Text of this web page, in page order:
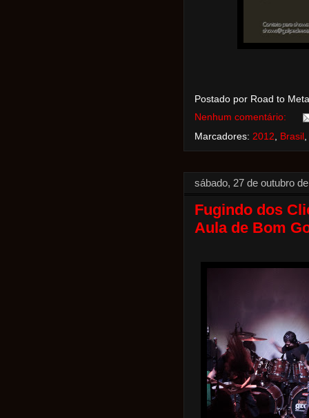
Postado por Road to
Nenhum comentário:
Marcadores: 2012 Brasil
sábado, 27 de outubro
Fugindo dos
Aula de Bom